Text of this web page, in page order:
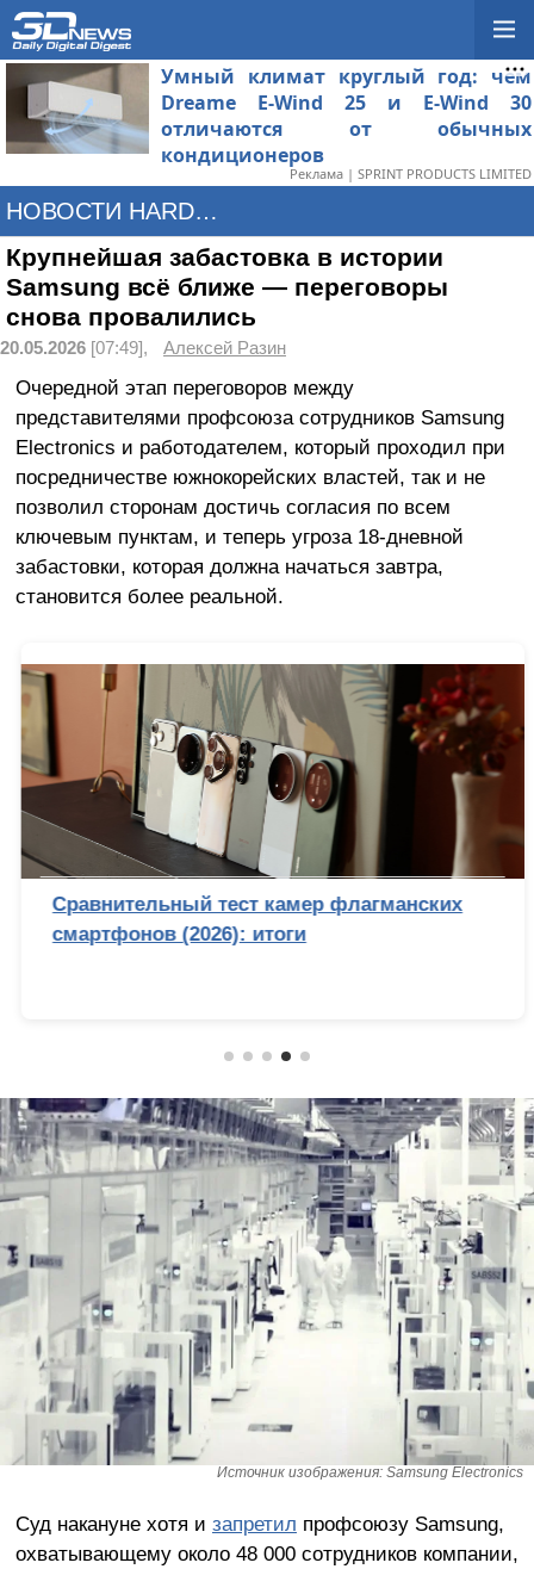
Умный климат круглый год: чем
Dreame E-Wind 25 и E-Wind 30
отличаются от обычных
кондиционеров
Реклама | SPRINT PRODUCTS LIMITED
НОВОСТИ HARDWARE
Крупнейшая забастовка в истории
Samsung всё ближе — переговоры
снова провалились
20.05.2026 [07:49], Алексей Разин
Очередной этап переговоров между
представителями профсоюза сотрудников Samsung
Electronics и работодателем, который проходил при
посредничестве южнокорейских властей, так и не
позволил сторонам достичь согласия по всем
ключевым пунктам, и теперь угроза 18-дневной
забастовки, которая должна начаться завтра,
становится более реальной.
Сравнительный тест камер флагманских
смартфонов (2026): итоги
Источник изображения: Samsung Electronics
Суд накануне хотя и запретил профсоюзу Samsung,
охватывающему около 48 000 сотрудников компании,